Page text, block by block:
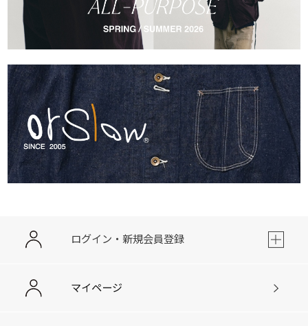
ログイン・新規会員登録
マイページ